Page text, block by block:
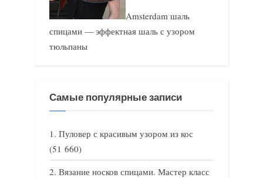
Amsterdam шаль
спицами — эффектная шаль с узором
тюльпаны
Самые популярные записи
Пуловер с красивым узором из кос
(51 660)
Вязание носков спицами. Мастер класс